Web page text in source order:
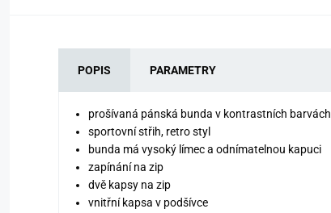
POPIS PARAMETRY
prošívaná pánská bunda v kontrastních barvách
sportovní střih, retro styl
bunda má vysoký límec a odnímatelnou kapuci
zapínání na zip
dvě kapsy na zip
vnitřní kapsa v podšívce